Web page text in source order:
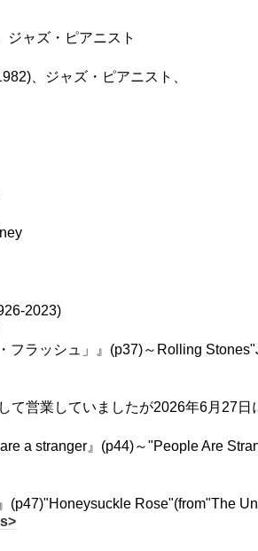
ジャズ・ピアニスト
、ジャズ・ピアニスト、
2023)
フラッシュ」』(p37)～Rolling
て営業していましたが2026年6月27日
a stranger』(p44)～"People Are
(p47)"Honeysuckle Rose"(from"The